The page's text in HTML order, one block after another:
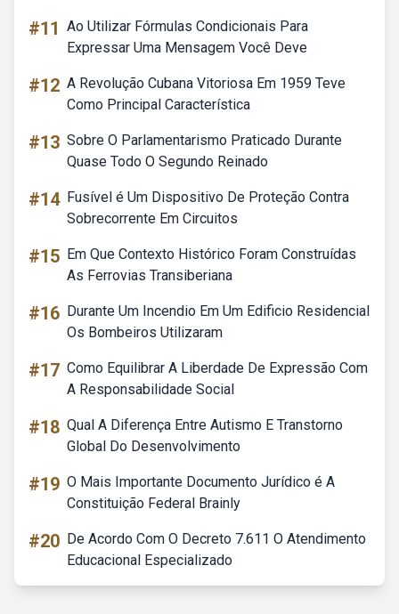
#11 Ao Utilizar Fórmulas Condicionais Para
Expressar Uma Mensagem Você Deve
#12 A Revolução Cubana Vitoriosa Em 1959 Teve
Como Principal Característica
#13 Sobre O Parlamentarismo Praticado Durante
Quase Todo O Segundo Reinado
#14 Fusível é Um Dispositivo De Proteção Contra
Sobrecorrente Em Circuitos
#15 Em Que Contexto Histórico Foram Construídas
As Ferrovias Transiberiana
#16 Durante Um Incendio Em Um Edificio Residencial
Os Bombeiros Utilizaram
#17 Como Equilibrar A Liberdade De Expressão Com
A Responsabilidade Social
#18 Qual A Diferença Entre Autismo E Transtorno
Global Do Desenvolvimento
#19 O Mais Importante Documento Jurídico é A
Constituição Federal Brainly
#20 De Acordo Com O Decreto 7.611 O Atendimento
Educacional Especializado